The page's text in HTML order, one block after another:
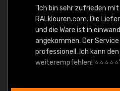
"Ich bin sehr zufrieden
RALkleuren.com. Die
und die Ware ist in
angekommen. Der
professionell. Ich kann den
weiterempfehlen!